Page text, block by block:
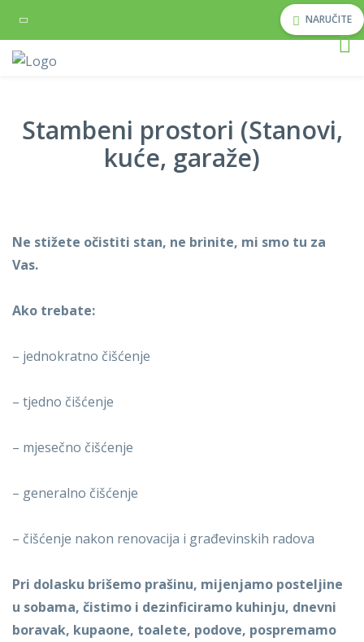
NARUČITE
Stambeni prostori (Stanovi,
kuće, garaže)
Ne stižete očistiti stan, ne brinite, mi smo tu za
Vas.
Ako trebate:
– jednokratno čišćenje
– tjedno čišćenje
– mjesečno čišćenje
– generalno čišćenje
– čišćenje nakon renovacija i građevinskih radova
Pri dolasku brišemo prašinu, mijenjamo posteljine
u sobama, čistimo i dezinficiramo kuhinju, dnevni
boravak, kupaone, toalete, podove, pospremamo